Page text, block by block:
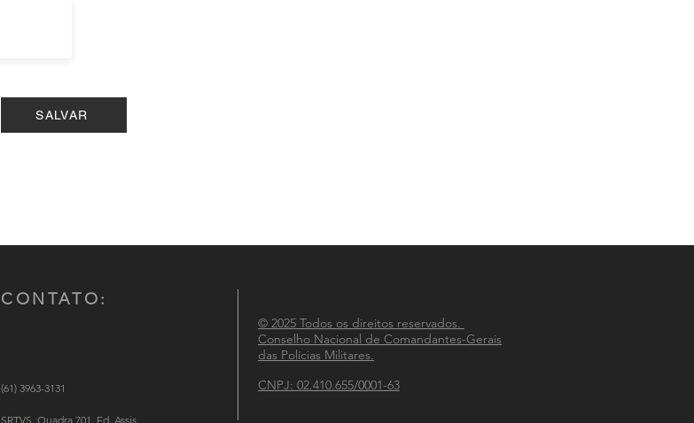
SALVAR
CONTATO:
(61) 3963-3131
SRTVS, Quadra 701, Ed. Assis
© 2025 Todos os direitos reservados.
Conselho Nacional de Comandantes-Gerais
das Polícias Militares.
CNPJ: 02.410.655/0001-63